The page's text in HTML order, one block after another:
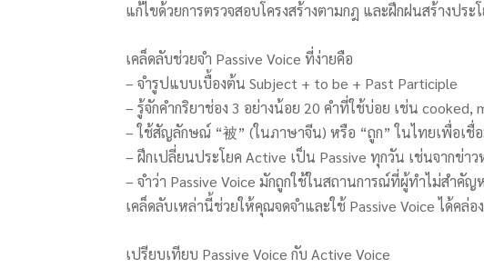
แก้ไขด้วยการตรวจสอบโครงสร้างตามกฎ และฝึกฝนสร้างประ
เคล็ดลับช่วยจำ Passive Voice ที่ง่ายคือ
– จำรูปแบบเบื้องต้น Subject + to be + Past Participle
– รู้จักคำกริยาช่อง 3 อย่างน้อย 20 คำที่ใช้บ่อย เช่น cooked,
– ใช้สัญลักษณ์ “被” (ในภาษาจีน) หรือ “ถูก” ในไทยเพื่อเชื่
– ฝึกเปลี่ยนประโยค Active เป็น Passive ทุกวัน เช่นจากข่า
– จำว่า Passive Voice มักถูกใช้ในสถานการณ์ที่ผู้ทำไม่สำคัญ
เคล็ดลับเหล่านี้ช่วยให้คุณจดจำและใช้ Passive Voice ได้คล่อ
เปรียบเทียบ Passive Voice กับ Active Voice